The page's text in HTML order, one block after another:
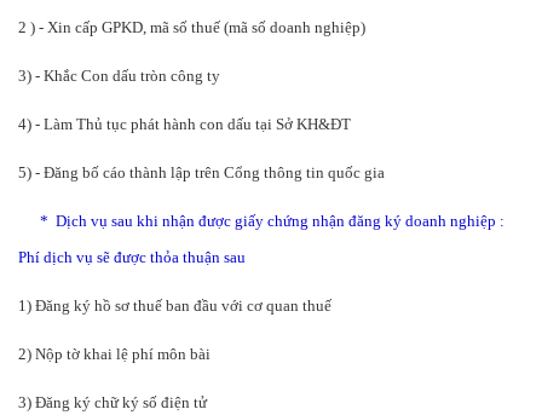
2 ) - Xin cấp GPKD, mã số thuế (mã số doanh nghiệp)
3) - Khắc Con dấu tròn công ty
4) - Làm Thủ tục phát hành con dấu tại Sở KH&ĐT
5) - Đăng bố cáo thành lập trên Cổng thông tin quốc gia
* Dịch vụ sau khi nhận được giấy chứng nhận đăng ký doanh nghiệp :
Phí dịch vụ sẽ được thỏa thuận sau
1) Đăng ký hồ sơ thuế ban đầu với cơ quan thuế
2) Nộp tờ khai lệ phí môn bài
3) Đăng ký chữ ký số điện tử